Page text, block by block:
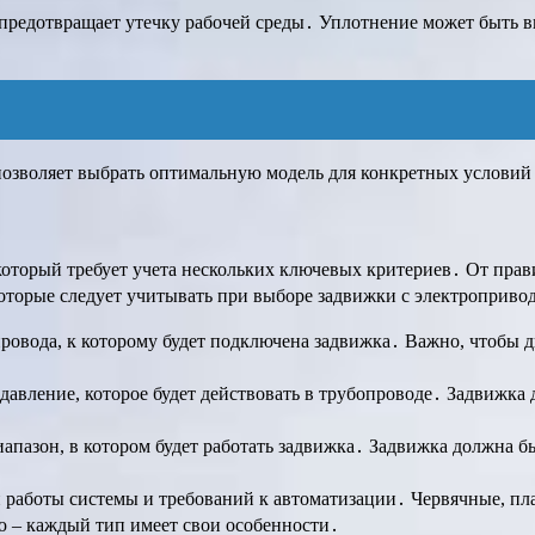
утечку рабочей среды․ Уплотнение может
выбрать оптимальную модель для конкретных
требует учета нескольких ключевых критериев․ От
следует учитывать при выборе задвижки с
к которому будет подключена задвижка․ Важно, чтобы
которое будет действовать в трубопроводе․
в котором будет работать задвижка․ Задвижка
системы и требований к автоматизации․ Червячные,
– каждый тип имеет свои особенности․